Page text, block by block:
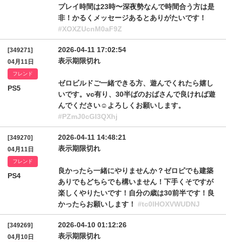
プレイ時間は23時〜深夜勢なんで時間合う方は是
非！かるくメッセージあるとありがたいです！
#XOXZUcnM0aF9Z
[349271]
04月11日
フレンド
PS5
2026-04-11 17:02:54
表示期限切れ
ゼロビルドご一緒できる方、遊んでくれたら嬉し
いです。vc有り、30半ばのおばさんで良ければ遊
んでください☺︎よろしくお願いします。
#PZmJ0cGI3QXhj
[349270]
04月11日
フレンド
PS4
2026-04-11 14:48:21
表示期限切れ
良かったら一緒にやりませんか？ゼロビでも建築
ありでもどちらでも構いません！下手くそですが
楽しくやりたいです！自分の歳は30前半です！良
かったらお願いします！ #tc0lHOXVWUDNJ
[349269]
04月10日
2026-04-10 01:12:26
表示期限切れ